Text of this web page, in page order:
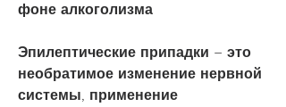
фоне алкоголизма
Эпилептические припадки – это
необратимое изменение нервной
системы, применение